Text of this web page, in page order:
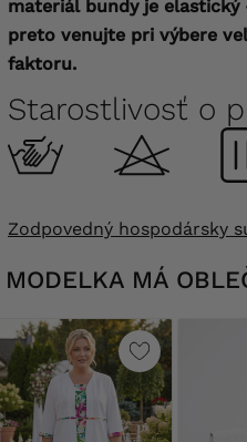
materiál bundy je
preto venujte pri výbere
faktoru.
Starostlivosť o
Zodpovedný hospodársky
MODELKA MÁ